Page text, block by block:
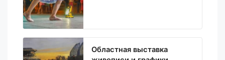
Областная выставка